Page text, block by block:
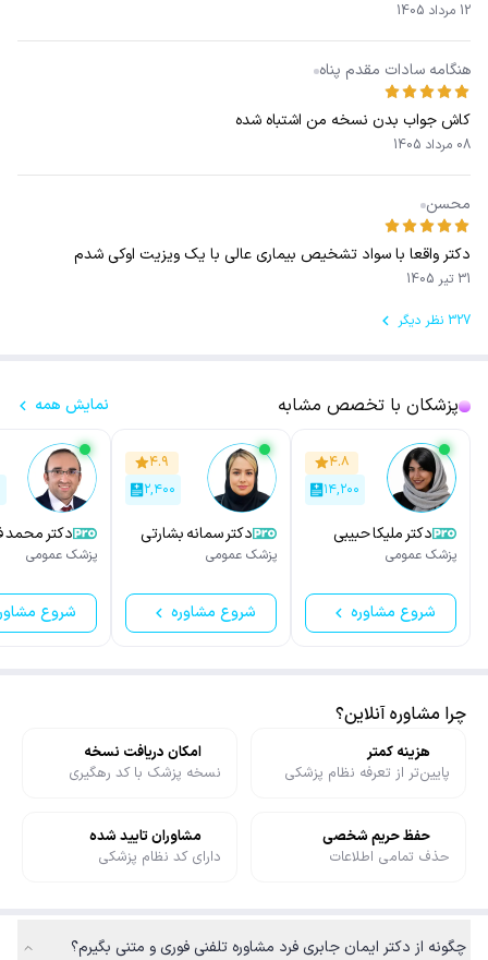
12 مرداد 1405
هنگامه سادات مقدم پناه
کاش جواب بدن نسخه من اشتباه شده
08 مرداد 1405
محسن
دکتر واقعا با سواد تشخیص بیماری عالی با یک ویزیت اوکی شدم
31 تیر 1405
327 نظر دیگر
پزشکان با تخصص مشابه نمایش همه
۴.۸
۱۴,۲۰۰
دکتر ملیکا حبیبی
پزشک عمومی
شروع مشاوره
۴.۹
۲,۴۰۰
دکتر سمانه بشارتی
پزشک عمومی
شروع مشاوره
دکتر محمد
پزشک عمومی
شروع
چرا مشاوره آنلاین؟
هزینه کمتر
پایین‌تر از تعرفه نظام پزشکی
امکان دریافت نسخه
نسخه پزشک با کد رهگیری
حفظ حریم شخصی
حذف تمامی اطلاعات
مشاوران تایید شده
دارای کد نظام پزشکی
چگونه از دکتر ایمان جابری فرد مشاوره تلفنی فوری و متنی بگیرم؟